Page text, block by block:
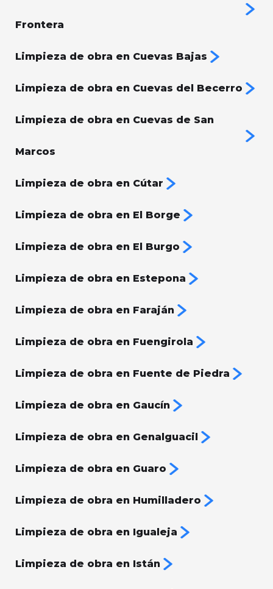
Frontera
Limpieza de obra en Cuevas Bajas
Limpieza de obra en Cuevas del Becerro
Limpieza de obra en Cuevas de San
Marcos
Limpieza de obra en Cútar
Limpieza de obra en El Borge
Limpieza de obra en El Burgo
Limpieza de obra en Estepona
Limpieza de obra en Faraján
Limpieza de obra en Fuengirola
Limpieza de obra en Fuente de Piedra
Limpieza de obra en Gaucín
Limpieza de obra en Genalguacil
Limpieza de obra en Guaro
Limpieza de obra en Humilladero
Limpieza de obra en Igualeja
Limpieza de obra en Istán